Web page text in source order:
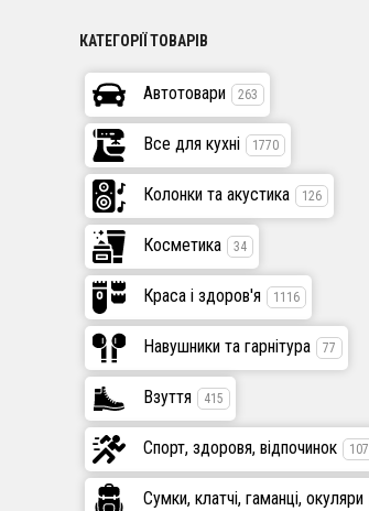
КАТЕГОРІЇ ТОВАРІВ
Автотовари 263
Все для кухні 1770
Колонки та акустика 126
Косметика 34
Краса і здоров'я 1116
Навушники та гарнітура 77
Взуття 415
Спорт, здоровя, відпочинок 107
Сумки, клатчі, гаманці, окуляри